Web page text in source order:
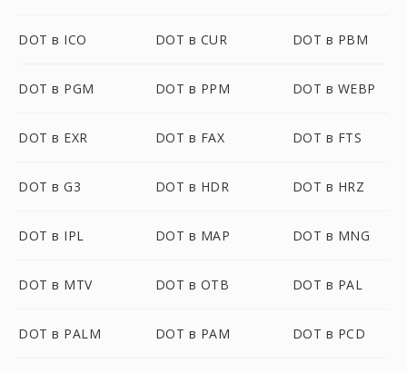
DOT в ICO DOT в CUR DOT в PBM
DOT в PGM DOT в PPM DOT в WEBP
DOT в EXR DOT в FAX DOT в FTS
DOT в G3 DOT в HDR DOT в HRZ
DOT в IPL DOT в MAP DOT в MNG
DOT в MTV DOT в OTB DOT в PAL
DOT в PALM DOT в PAM DOT в PCD